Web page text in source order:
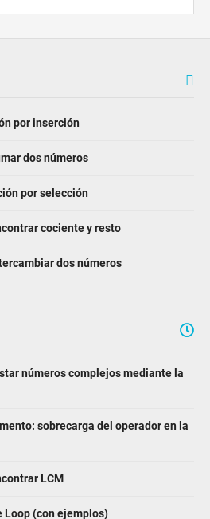
por inserción
dos números
por selección
cociente y resto
dos números
números complejos mediante la
sobrecarga del operador en la
LCM
Loop (con ejemplos)